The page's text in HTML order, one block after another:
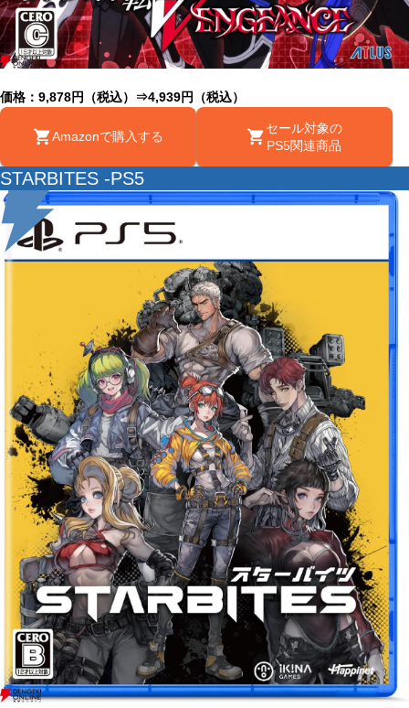
価格：9,878円（税込）⇒4,939円（税込）
Amazonで購入する
セール対象の
PS5関連商品
STARBITES -PS5